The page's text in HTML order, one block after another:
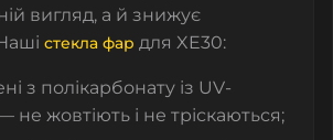
вигляд, а й знижує
стекла фар для XE30:
з полікарбонату із UV-
не жовтіють і не тріскаються;